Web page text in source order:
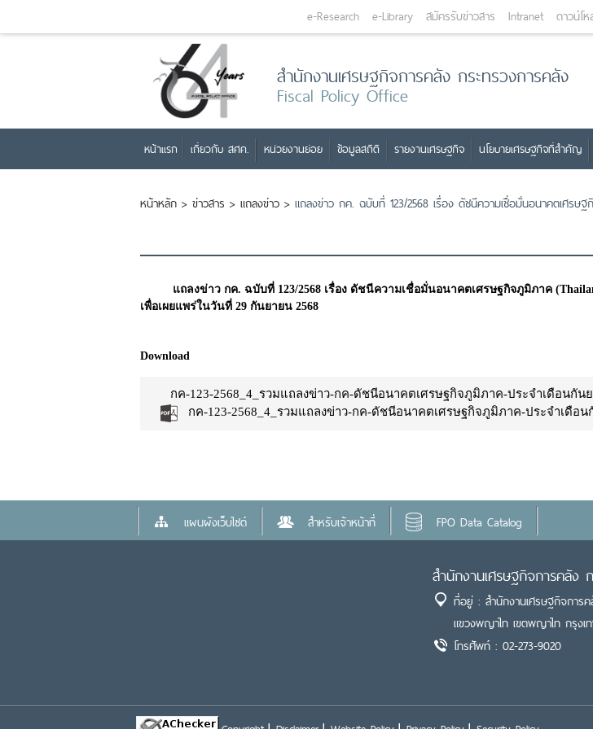
e-Research e-Library สมัครรับข่าวสาร Intranet ดาวน์โ
สำนักงานเศรษฐกิจการคลัง กระทรวงการคลัง
Fiscal Policy Office
หน้าแรก เกี่ยวกับ สศค. หน่วยงานย่อย ข้อมูลสถิติ รายงานเศรษฐกิจ นโยบายเศรษฐกิจที่สำคัญ
หน้าหลัก > ข่าวสาร > แถลงข่าว > แถลงข่าว กค. ฉบับที่ 123/2568 เรื่อง ดัชนีความเชื่อมั่นอนาคตเศรษฐ
แถลงข่าว กค. ฉบับที่ 123/2568 เรื่อง ดัชนีความเชื่อมั่นอนาคตเศรษฐกิจภูมิภาค
เพื่อเผยแพร่ในวันที่ 29 กันยายน 2568
Download
กค-123-2568_4_รวมแถลงข่าว-กค-ดัชนีอนาคตเศรษฐกิจภูมิภาค-ประจำเดือนกัน
กค-123-2568_4_รวมแถลงข่าว-กค-ดัชนีอนาคตเศรษฐกิจภูมิภาค-ประจำเดือน
แผนผังเว็บไซต์ สำหรับเจ้าหน้าที่ FPO Data Catalog
สำนักงานเศรษฐกิจการคลัง
ที่อยู่ : สำนักงานเศรษฐกิจกา
แขวงพญาไท เขตพญาไท กรุงเ
โทรศัพท์ : 02-273-9020